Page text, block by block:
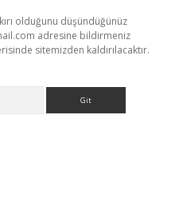
olduğunu düşündüğünüz
adresine bildirmeniz
sitemizden kaldırılacaktır.